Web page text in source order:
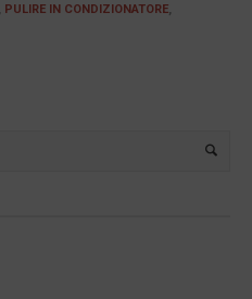
PULIRE IN CONDIZIONATORE